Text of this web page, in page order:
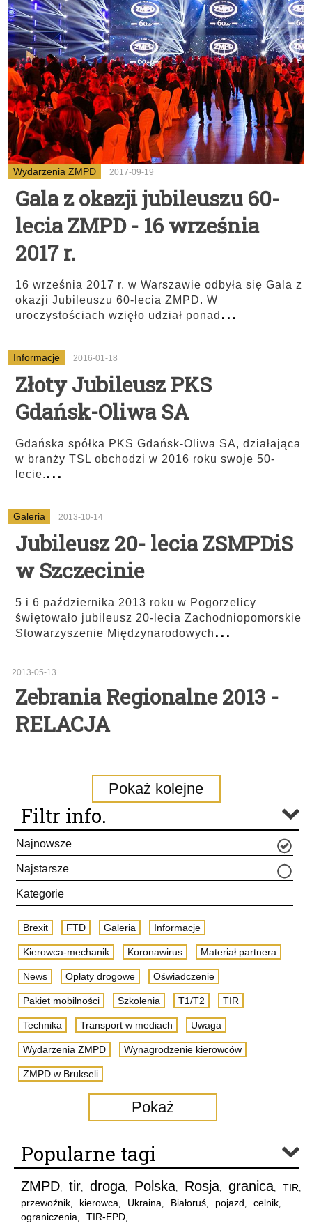
Wydarzenia ZMPD 2017-09-19
Gala z okazji jubileuszu 60-
lecia ZMPD - 16 września
2017 r.
16 września 2017 r. w Warszawie odbyła się Gala z
okazji Jubileuszu 60-lecia ZMPD. W
uroczystościach wzięło udział ponad ...
Informacje 2016-01-18
Złoty Jubileusz PKS
Gdańsk-Oliwa SA
Gdańska spółka PKS Gdańsk-Oliwa SA, działająca
w branży TSL obchodzi w 2016 roku swoje 50-
lecie....
Galeria 2013-10-14
Jubileusz 20- lecia ZSMPDiS
w Szczecinie
5 i 6 października 2013 roku w Pogorzelicy
świętowało jubileusz 20-lecia Zachodniopomorskie
Stowarzyszenie Międzynarodowych...
2013-05-13
Zebrania Regionalne 2013 -
RELACJA
Pokaż kolejne
Filtr info.
Najnowsze
Najstarsze
Kategorie
Brexit FTD Galeria Informacje
Kierowca-mechanik Koronawirus Materiał partnera
News Opłaty drogowe Oświadczenie
Pakiet mobilności Szkolenia T1/T2 TIR
Technika Transport w mediach Uwaga
Wydarzenia ZMPD Wynagrodzenie kierowców
ZMPD w Brukseli
Pokaż
Popularne tagi
ZMPD, tir, droga, Polska, Rosja, granica, TIR,
przewoźnik, kierowca, Ukraina, Białoruś, pojazd, celnik,
ograniczenia, TIR-EPD,